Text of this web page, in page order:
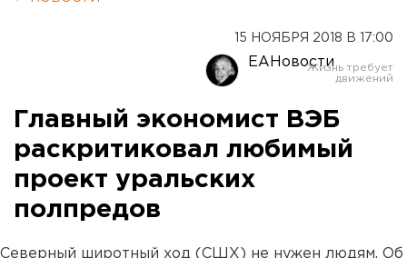
15 НОЯБРЯ 2018 В 17:00
ЕАНовости
Главный экономист ВЭБ
раскритиковал любимый
проект уральских
полпредов
Северный широтный ход (СШХ) не нужен людям. Об